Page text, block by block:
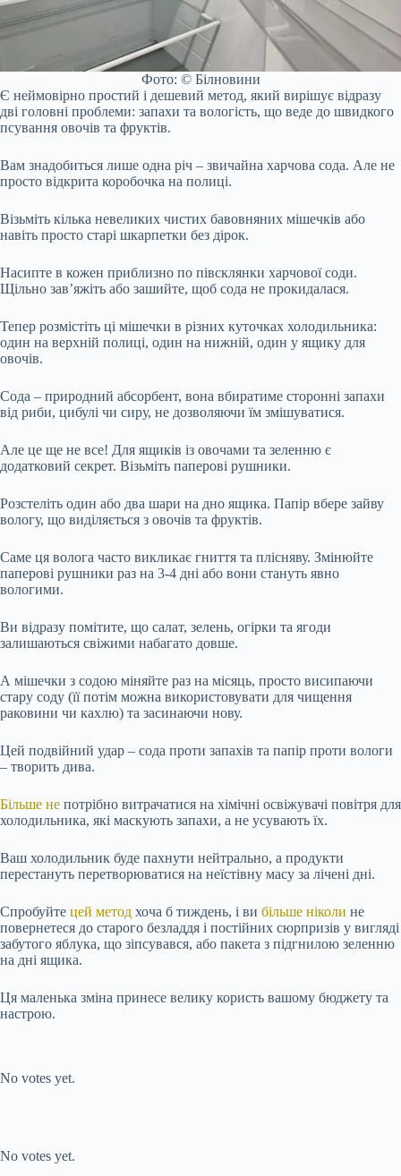
Фото: © Білновини
Є неймовірно простий і дешевий метод, який вирішує відразу
дві головні проблеми: запахи та вологість, що веде до швидкого
псування овочів та фруктів.
Вам знадобиться лише одна річ – звичайна харчова сода. Але не
просто відкрита коробочка на полиці.
Візьміть кілька невеликих чистих бавовняних мішечків або
навіть просто старі шкарпетки без дірок.
Насипте в кожен приблизно по півсклянки харчової соди.
Щільно зав’яжіть або зашийте, щоб сода не прокидалася.
Тепер розмістіть ці мішечки в різних куточках холодильника:
один на верхній полиці, один на нижній, один у ящику для
овочів.
Сода – природний абсорбент, вона вбиратиме сторонні запахи
від риби, цибулі чи сиру, не дозволяючи їм змішуватися.
Але це ще не все! Для ящиків із овочами та зеленню є
додатковий секрет. Візьміть паперові рушники.
Розстеліть один або два шари на дно ящика. Папір вбере зайву
вологу, що виділяється з овочів та фруктів.
Саме ця волога часто викликає гниття та плісняву. Змінюйте
паперові рушники раз на 3-4 дні або вони стануть явно
вологими.
Ви відразу помітите, що салат, зелень, огірки та ягоди
залишаються свіжими набагато довше.
А мішечки з содою міняйте раз на місяць, просто висипаючи
стару соду (її потім можна використовувати для чищення
раковини чи кахлю) та засинаючи нову.
Цей подвійний удар – сода проти запахів та папір проти вологи
– творить дива.
Більше не потрібно витрачатися на хімічні освіжувачі повітря для
холодильника, які маскують запахи, а не усувають їх.
Ваш холодильник буде пахнути нейтрально, а продукти
перестануть перетворюватися на неїстівну масу за лічені дні.
Спробуйте цей метод хоча б тиждень, і ви більше ніколи не
повернетеся до старого безладдя і постійних сюрпризів у вигляді
забутого яблука, що зіпсувався, або пакета з підгнилою зеленню
на дні ящика.
Ця маленька зміна принесе велику користь вашому бюджету та
настрою.
No votes yet.
No votes yet.